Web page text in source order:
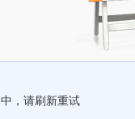
，请刷新重试